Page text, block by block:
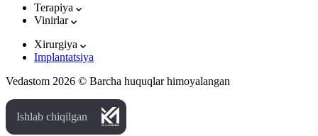
Terapiya
Vinirlar
Xirurgiya
Implantatsiya
Vedastom 2026 © Barcha huquqlar himoyalangan
Ishlab chiqilgan